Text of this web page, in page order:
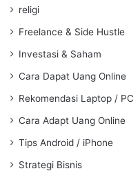
religi
Freelance & Side Hustle
Investasi & Saham
Cara Dapat Uang Online
Rekomendasi Laptop / PC
Cara Adapt Uang Online
Tips Android / iPhone
Strategi Bisnis